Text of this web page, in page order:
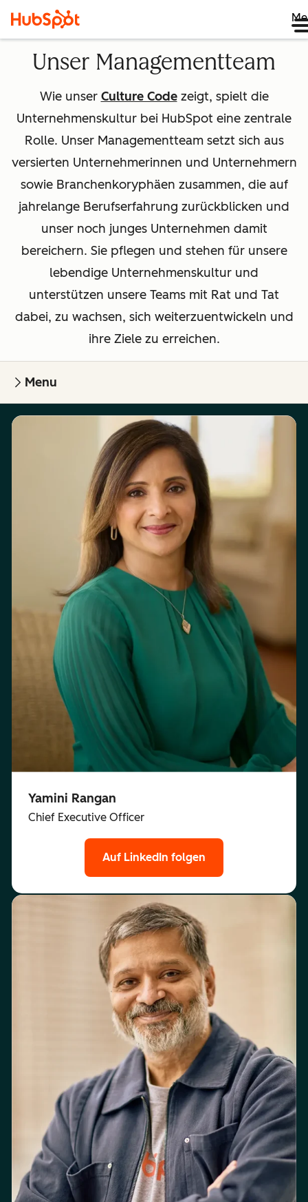
Unser Managementteam
Wie unser Culture Codezeigt, spielt die
Unternehmenskultur bei HubSpot eine zentrale
Rolle. Unser Managementteam setzt sich aus
versierten Unternehmerinnen und Unternehmern
sowie Branchenkoryphäen zusammen, die auf
jahrelange Berufserfahrung zurückblicken und
unser noch junges Unternehmen damit
bereichern. Sie pflegen und stehen für unsere
lebendige Unternehmenskultur und
unterstützen unsere Teams mit Rat und Tat
dabei, zu wachsen, sich weiterzuentwickeln und
ihre Ziele zu erreichen.
Menu
Yamini Rangan
Chief Executive Officer
Auf LinkedIn folgen